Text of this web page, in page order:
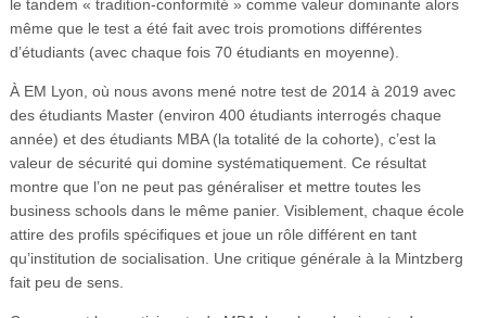
le tandem « tradition-conformité » comme valeur dominante alors
même que le test a été fait avec trois promotions différentes
d’étudiants (avec chaque fois 70 étudiants en moyenne).
À EM Lyon, où nous avons mené notre test de 2014 à 2019 avec
des étudiants Master (environ 400 étudiants interrogés chaque
année) et des étudiants MBA (la totalité de la cohorte), c’est la
valeur de sécurité qui domine systématiquement. Ce résultat
montre que l’on ne peut pas généraliser et mettre toutes les
business schools dans le même panier. Visiblement, chaque école
attire des profils spécifiques et joue un rôle différent en tant
qu’institution de socialisation. Une critique générale à la Mintzberg
fait peu de sens.